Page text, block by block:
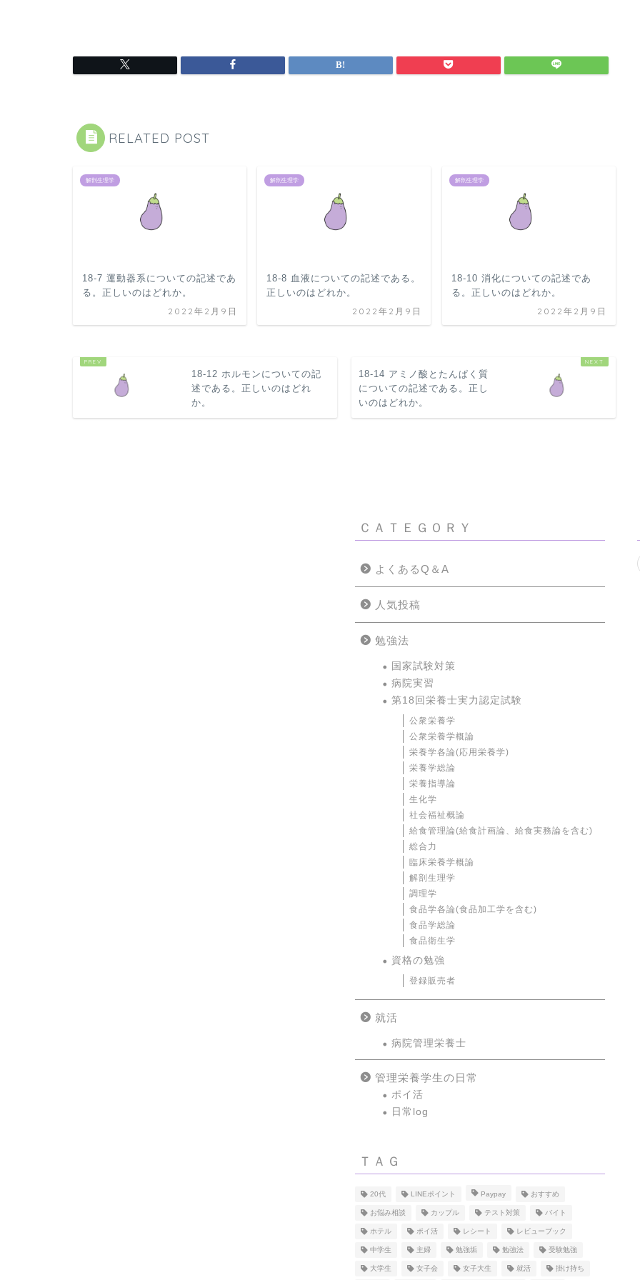
RELATED POST
解剖生理学
18-7 運動器系についての記述であ
る。正しいのはどれか。
2022年2月9日
解剖生理学
18-8 血液についての記述である。
正しいのはどれか。
2022年2月9日
解剖生理学
18-10 消化についての記述であ
る。正しいのはどれか。
2022年2月9日
18-12 ホルモンについての記
述である。正しいのはどれ
か。
18-14 アミノ酸とたんぱく質
についての記述である。正し
いのはどれか。
ＣＡＴＥＧＯＲＹ
よくあるQ＆A
人気投稿
勉強法
国家試験対策
病院実習
第18回栄養士実力認定試験
公衆栄養学
公衆栄養学概論
栄養学各論(応用栄養学)
栄養学総論
栄養指導論
生化学
社会福祉概論
給食管理論(給食計画論、給食実務論を含む)
総合力
臨床栄養学概論
解剖生理学
調理学
食品学各論(食品加工学を含む)
食品学総論
食品衛生学
資格の勉強
登録販売者
就活
病院管理栄養士
管理栄養学生の日常
ポイ活
日常log
ＴＡＧ
20代 LINEポイント Paypay おすすめ
お悩み相談 カップル テスト対策 バイト
ホテル ポイ活 レシート レビューブック
中学生 主婦 勉強垢 勉強法 受験勉強
大学生 女子会 女子大生 就活 掛け持ち